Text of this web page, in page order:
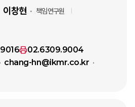
이창현 책임연구원
9016
02.6309.9004
chang-hn@ikmr.co.kr